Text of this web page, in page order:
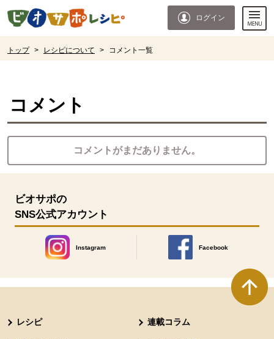
ページの先頭です。
ログイン
トップ > レシピについて > コメント一覧
コメント
コメントがまだありません。
ビオサポの
SNS公式アカウント
Instagram
別のウィンドウで開きます。
Facebook
別のウィンドウで開きます
レシピ 連載コラム